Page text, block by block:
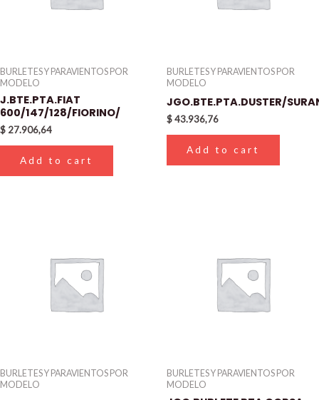
BURLETES Y PARAVIENTOS POR
MODELO
J.BTE.PTA.FIAT
600/147/128/FIORINO/
$ 27.906,64
Add to cart
BURLETES Y PARAVIENTOS POR
MODELO
JGO.BTE.PTA.DUSTER/
$43.936,76
Add to cart
BURLETES Y PARAVIENTOS POR
MODELO
BURLETES Y PARAVIENTOS POR
MODELO